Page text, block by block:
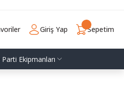
Giriş Yap Sepetim
Ekipmanları